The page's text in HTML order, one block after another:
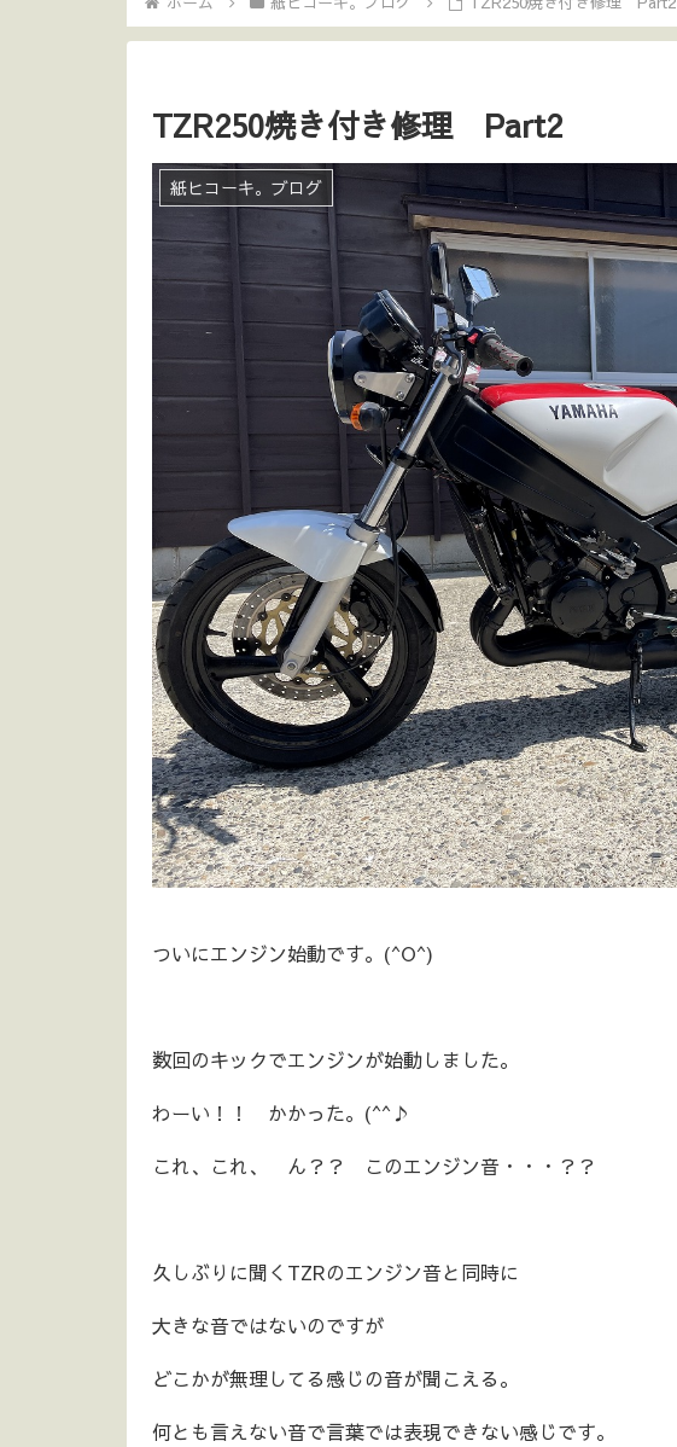
TZR250焼き付き修理 Part2
紙ヒコーキ。ブログ
ついにエンジン始動です。(^O^)
数回のキックでエンジンが始動しました。
わーい！！ かかった。(^^♪
これ、これ、 ん？？ このエンジン音・・・？？
久しぶりに聞くTZRのエンジン音と同時に
大きな音ではないのですが
どこかが無理してる感じの音が聞こえる。
何とも言えない音で言葉では表現できない感じです。